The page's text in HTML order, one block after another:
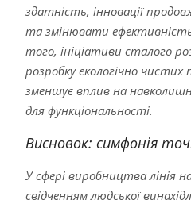
здатність, інновації
та змінювати ефективність
того, ініціативи сталого
розробку екологічно
зменшує вплив на
для функціональності.
Висновок: симфонія
У сфері виробництва лінія
свідченням людської